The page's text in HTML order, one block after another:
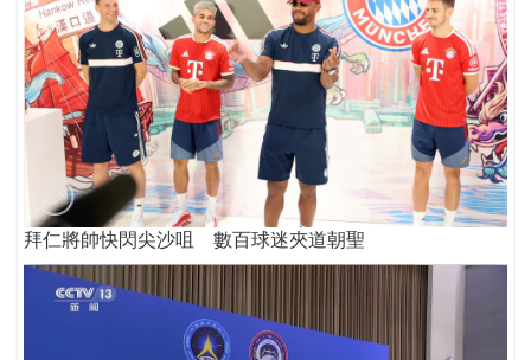
拜仁將帥快閃尖沙咀 數百球迷夾道朝聖